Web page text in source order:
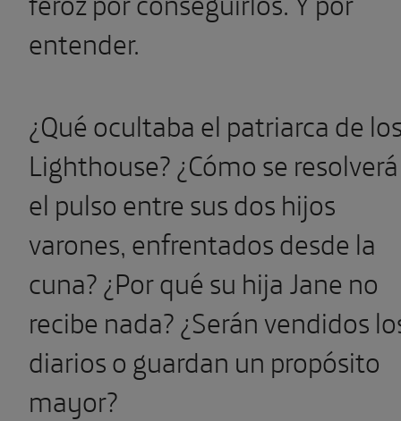
entender.
¿Qué ocultaba el patriarca de
Lighthouse? ¿Cómo se resolverá
el pulso entre sus dos hijos
varones, enfrentados desde la
cuna? ¿Por qué su hija Jane no
recibe nada? ¿Serán vendidos
diarios o guardan un propósito
mayor?